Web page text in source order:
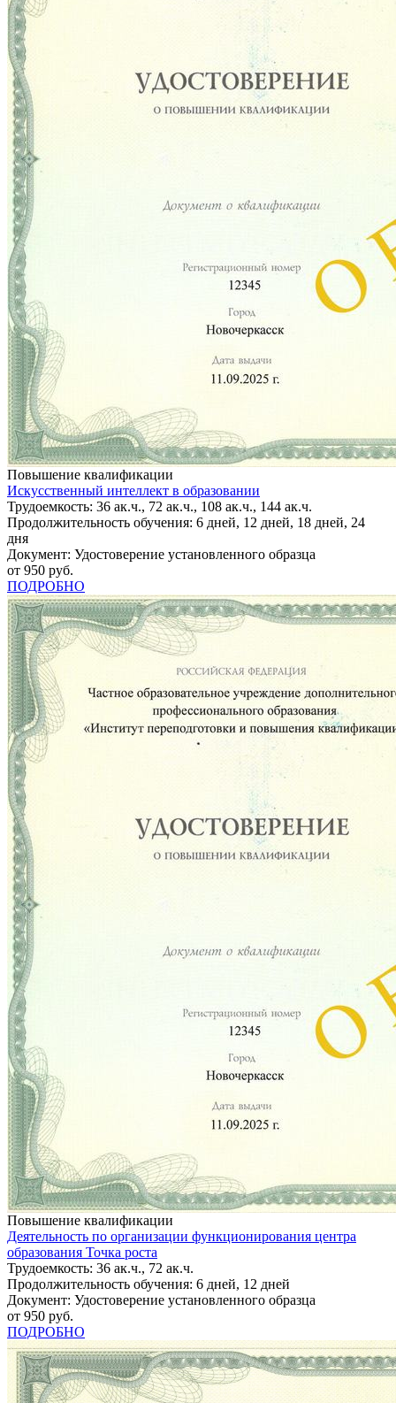
Повышение квалификации
Искусственный интеллект в образовании
Трудоемкость: 36 ак.ч., 72 ак.ч., 108 ак.ч., 144 ак.ч.
Продолжительность обучения: 6 дней, 12 дней, 18 дней, 24
дня
Документ: Удостоверение установленного образца
от 950 руб.
ПОДРОБНО
Повышение квалификации
Деятельность по организации функционирования центра
образования Точка роста
Трудоемкость: 36 ак.ч., 72 ак.ч.
Продолжительность обучения: 6 дней, 12 дней
Документ: Удостоверение установленного образца
от 950 руб.
ПОДРОБНО